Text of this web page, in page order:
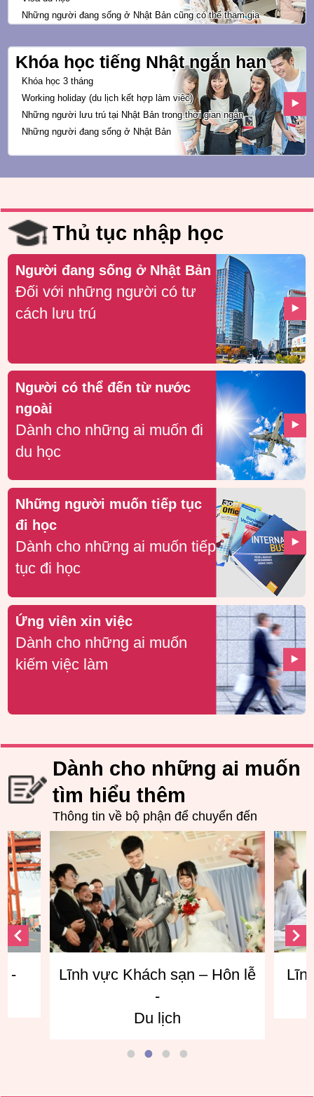
Những người đang sống ở Nhật Bảncũng có thể tham gia
Khóa học tiếng Nhật ngắn hạn
Khóa học 3 tháng
Working holiday(du lịch kết hợp làm việc)
Những người lưu trú tại Nhật Bản trongthời gian ngắn
Những người đang sống ở Nhật Bản
Thủ tục nhập học
Người đang sống ở Nhật Bản
Đối với những người có tư
cách lưu trú
Người có thể đến từ nước
ngoài
Dành cho những ai muốn đi
du học
Những người muốn tiếp tục
đi học
Dành cho những ai muốn tiếp
tục đi học
Ứng viên xin việc
Dành cho những ai muốn
kiếm việc làm
Dành cho những ai muốn
tìm hiểu thêm
Thông tin về bộ phận để chuyển đến
lễ
Lĩnh vực giao tiếp tiếng Anh